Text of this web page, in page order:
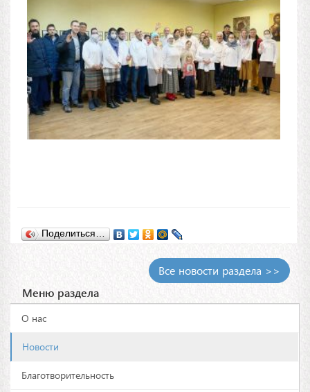
Поделиться…
Все новости раздела >>
Меню раздела
О нас
Новости
Благотворительность